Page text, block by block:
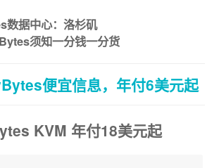
据中心：洛杉矶
须知一分钱一分货
便宜信息，年付6美元起
KVM 年付18美元起